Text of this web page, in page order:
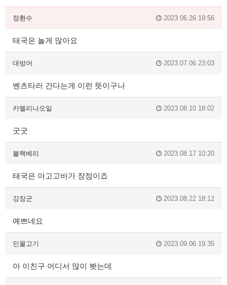
정환수 2023.06.26 19:56
태국은 놀게 많아요
대방어 2023.07.06 23:03
벤츠타러 간다는게 이런 뜻이구나
카멜리나오일 2023.08.10 18:02
굿굿
블랙베리 2023.08.17 10:20
태국은 아고고바가 장점이죠
강장군 2023.08.22 18:12
예쁘네요
민물고기 2023.09.06 19:35
아 이친구 어디서 많이 봣는데